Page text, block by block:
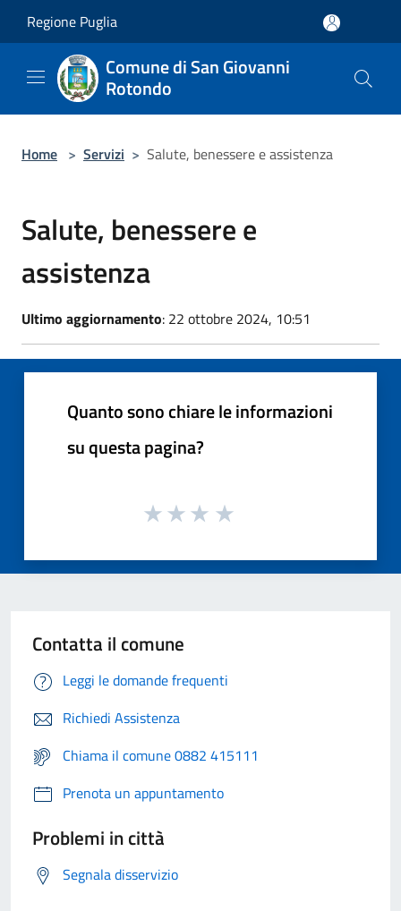
Regione Puglia
Comune di San Giovanni
Rotondo
Home > Servizi > Salute, benessere e assistenza
Salute, benessere e
assistenza
Ultimo aggiornamento: 22 ottobre 2024, 10:51
Quanto sono chiare le informazioni
su questa pagina?
Contatta il comune
Leggi le domande frequenti
Richiedi Assistenza
Chiama il comune 0882 415111
Prenota un appuntamento
Problemi in città
Segnala disservizio